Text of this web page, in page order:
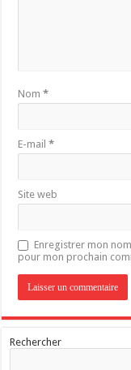
Nom*
E-mail*
Site web
Enregistrer mon
pour mon prochain
Rechercher